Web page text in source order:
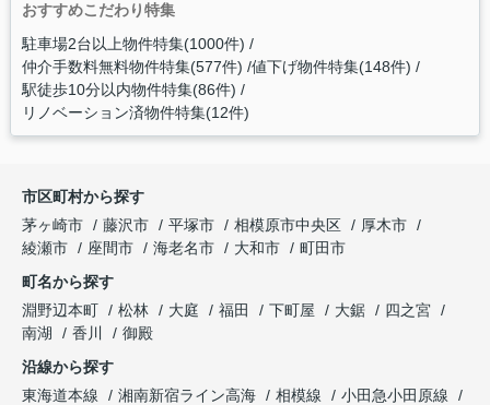
おすすめこだわり特集
駐車場2台以上物件特集(1000件)
仲介手数料無料物件特集(577件) 値下げ物件特集(148件)
駅徒歩10分以内物件特集(86件)
リノベーション済物件特集(12件)
市区町村から探す
茅ヶ崎市
藤沢市 平塚市 相模原市中央区
厚木市
綾瀬市
座間市 海老名市 大和市
町田市
町名から探す
淵野辺本町
松林 大庭 福田 下町屋 大鋸
四之宮
南湖
香川
御殿
沿線から探す
東海道本線
湘南新宿ライン高海 相模線
小田急小田原線